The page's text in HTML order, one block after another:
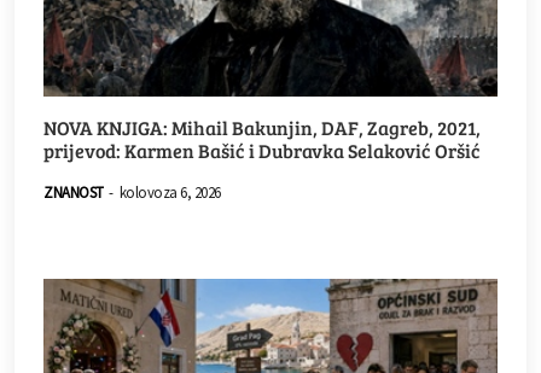
NOVA KNJIGA: Mihail Bakunjin, DAF, Zagreb, 2021,
prijevod: Karmen Bašić i Dubravka Selaković Oršić
ZNANOST - kolovoza 6, 2026